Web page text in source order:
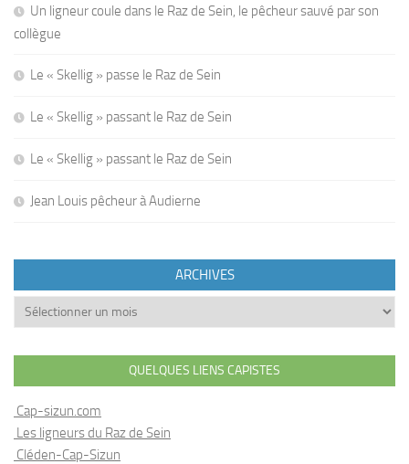
Un ligneur coule dans le Raz de Sein, le pêcheur sauvé par son
collègue
Le « Skellig » passe le Raz de Sein
Le « Skellig » passant le Raz de Sein
Le « Skellig » passant le Raz de Sein
Jean Louis pêcheur à Audierne
ARCHIVES
Archives
QUELQUES LIENS CAPISTES
Cap-sizun.com
Les ligneurs du Raz de Sein
Cléden-Cap-Sizun